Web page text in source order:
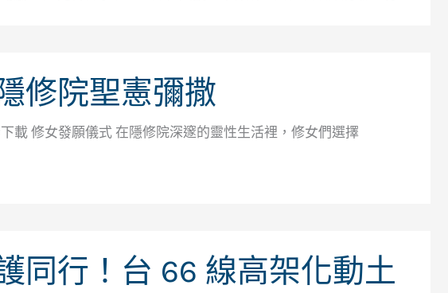
修院聖憲彌撒
載 修女發願儀式 在隱修院深邃的靈性生活裡，修女們選擇
同行！台 66 線高架化動土